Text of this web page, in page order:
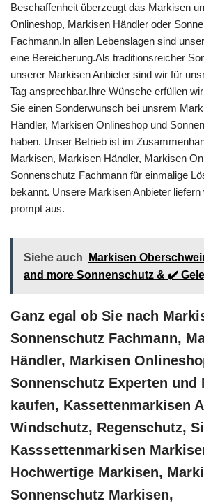
Beschaffenheit überzeugt das Markisen
Onlineshop, Markisen Händler oder
Fachmann.In allen Lebenslagen sind
eine Bereicherung.Als traditionsreicher
unserer Markisen Anbieter sind wir für
Tag ansprechbar.Ihre Wünsche erfüllen
Sie einen Sonderwunsch bei unsrem
Händler, Markisen Onlineshop und
haben. Unser Betrieb ist im
Markisen, Markisen Händler, Markisen
Sonnenschutz Fachmann für einmalige
bekannt. Unsere Markisen Anbieter
prompt aus.
Siehe auch
Markisen
and more Sonnenschutz & ✔️
Ganz egal ob Sie nach
Sonnenschutz Fachmann,
Händler, Markisen
Sonnenschutz Experten und
kaufen, Kassettenmarkisen
Windschutz, Regenschutz,
Kasssettenmarkisen
Hochwertige Markisen,
Sonnenschutz Markisen,